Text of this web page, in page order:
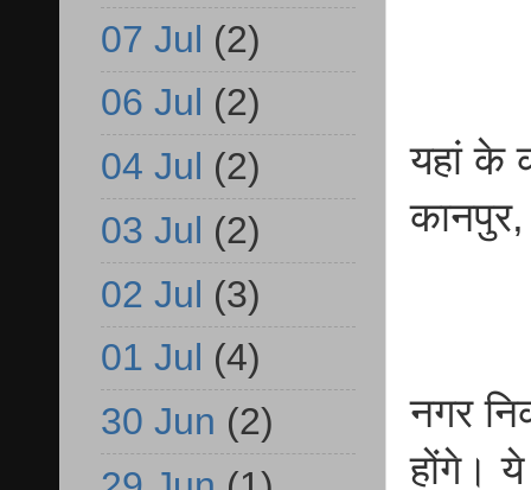
यहां के
नगर
होंगे।
07 Jul (2)
06 Jul (2)
04 Jul (2)
03 Jul (2)
02 Jul (3)
01 Jul (4)
30 Jun (2)